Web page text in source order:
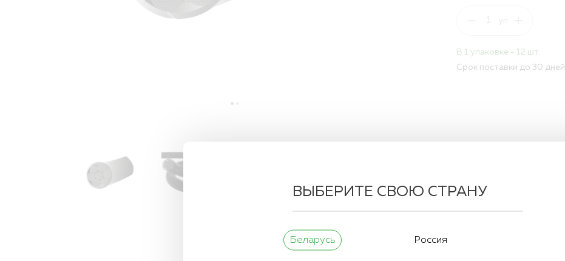
В 1 упаковке - 12 шт.
Срок поставки до 30 дней
ВЫБЕРИТЕ СВОЮ СТРАНУ
Беларусь Россия